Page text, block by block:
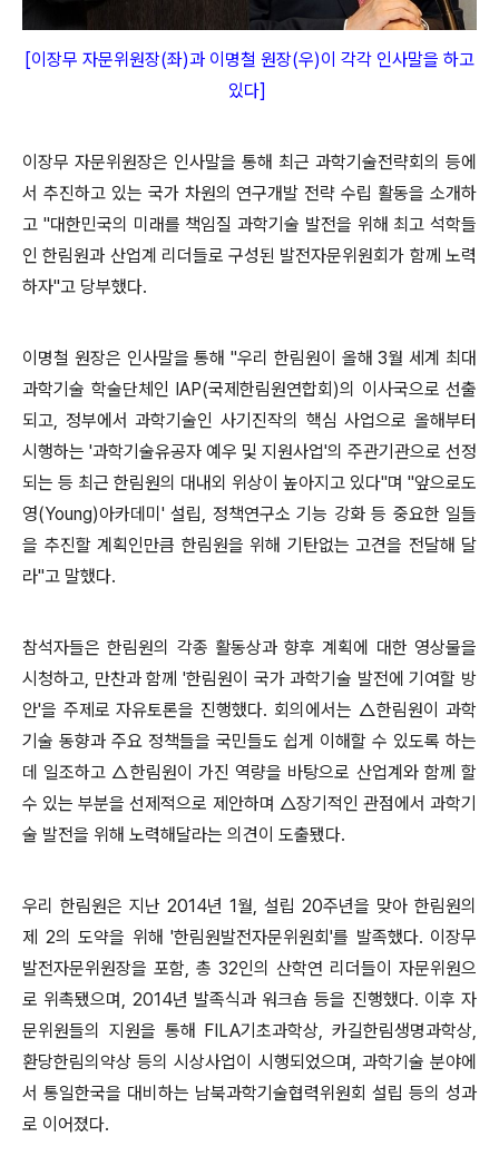
[이장무 자문위원장(좌)과 이명철 원장(우)이 각각 인사말을 하고
있다]
이장무 자문위원장은 인사말을 통해 최근 과학기술전략회의 등에
서 추진하고 있는 국가 차원의 연구개발 전략 수립 활동을 소개하
고 "대한민국의 미래를 책임질 과학기술 발전을 위해 최고 석학들
인 한림원과 산업계 리더들로 구성된 발전자문위원회가 함께 노력
하자"고 당부했다.
이명철 원장은 인사말을 통해 "우리 한림원이 올해 3월 세계 최대
과학기술 학술단체인 IAP(국제한림원연합회)의 이사국으로 선출
되고, 정부에서 과학기술인 사기진작의 핵심 사업으로 올해부터
시행하는 '과학기술유공자 예우 및 지원사업'의 주관기관으로 선정
되는 등 최근 한림원의 대내외 위상이 높아지고 있다"며 "앞으로도
영(Young)아카데미' 설립, 정책연구소 기능 강화 등 중요한 일들
을 추진할 계획인만큼 한림원을 위해 기탄없는 고견을 전달해 달
라"고 말했다.
참석자들은 한림원의 각종 활동상과 향후 계획에 대한 영상물을
시청하고, 만찬과 함께 '한림원이 국가 과학기술 발전에 기여할 방
안'을 주제로 자유토론을 진행했다. 회의에서는 △한림원이 과학
기술 동향과 주요 정책들을 국민들도 쉽게 이해할 수 있도록 하는
데 일조하고 △한림원이 가진 역량을 바탕으로 산업계와 함께 할
수 있는 부분을 선제적으로 제안하며 △장기적인 관점에서 과학기
술 발전을 위해 노력해달라는 의견이 도출됐다.
우리 한림원은 지난 2014년 1월, 설립 20주년을 맞아 한림원의
제 2의 도약을 위해 '한림원발전자문위원회'를 발족했다. 이장무
발전자문위원장을 포함, 총 32인의 산학연 리더들이 자문위원으
로 위촉됐으며, 2014년 발족식과 워크숍 등을 진행했다. 이후 자
문위원들의 지원을 통해 FILA기초과학상, 카길한림생명과학상,
환당한림의약상 등의 시상사업이 시행되었으며, 과학기술 분야에
서 통일한국을 대비하는 남북과학기술협력위원회 설립 등의 성과
로 이어졌다.